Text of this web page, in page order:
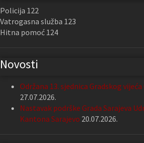
Policija 122
Vatrogasna služba 123
Hitna pomoć 124
Novosti
Održana 13. sjednica Gradskog vijeća
27.07.2026.
Nastavak podrške Grada Sarajeva
Kantona Sarajevo 20.07.2026.